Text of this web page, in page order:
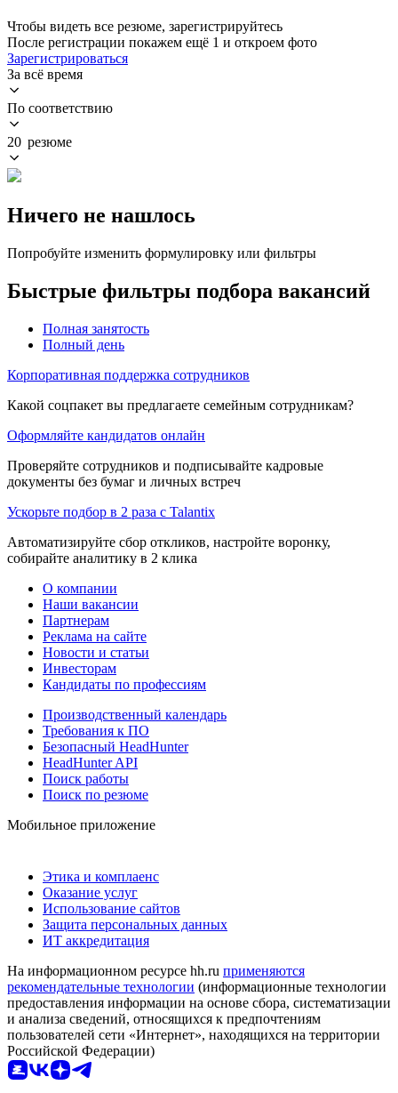
Чтобы видеть все резюме, зарегистрируйтесь
После регистрации покажем ещё 1 и откроем фото
Зарегистрироваться
За всё время
По соответствию
20 резюме
Ничего не нашлось
Попробуйте изменить формулировку или фильтры
Быстрые фильтры подбора вакансий
Полная занятость
Полный день
Корпоративная поддержка сотрудников
Какой соцпакет вы предлагаете семейным сотрудникам?
Оформляйте кандидатов онлайн
Проверяйте сотрудников и подписывайте кадровые
документы без бумаг и личных встреч
Ускорьте подбор в 2 раза с Talantix
Автоматизируйте сбор откликов, настройте воронку,
собирайте аналитику в 2 клика
О компании
Наши вакансии
Партнерам
Реклама на сайте
Новости и статьи
Инвесторам
Кандидаты по профессиям
Производственный календарь
Требования к ПО
Безопасный HeadHunter
HeadHunter API
Поиск работы
Поиск по резюме
Мобильное приложение
Этика и комплаенс
Оказание услуг
Использование сайтов
Защита персональных данных
ИТ аккредитация
На информационном ресурсе hh.ru применяются
рекомендательные технологии (информационные технологии
предоставления информации на основе сбора, систематизации
и анализа сведений, относящихся к предпочтениям
пользователей сети «Интернет», находящихся на территории
Российской Федерации)